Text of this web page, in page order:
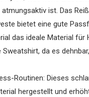
ist. Das
bietet eine gute
das ideale Material für
da es
Routinen: Dieses
hergestellt und